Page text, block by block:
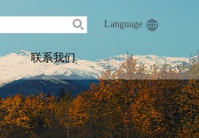
Language
联系我们